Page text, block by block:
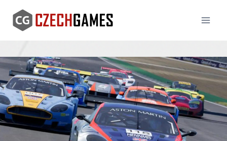
content